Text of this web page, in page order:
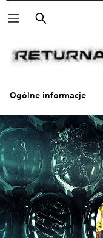
Wyszukaj
Ogólne informacje